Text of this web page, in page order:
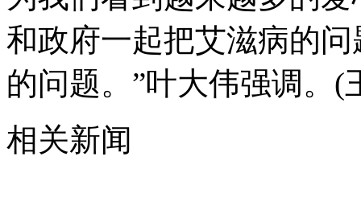
和政府一起把艾滋病的
的问题。”叶大伟强调。(
相关新闻